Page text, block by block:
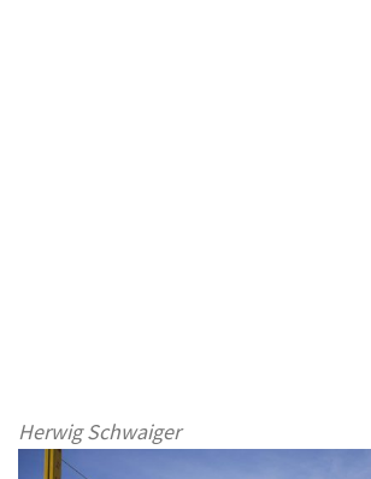
Herwig Schwaiger